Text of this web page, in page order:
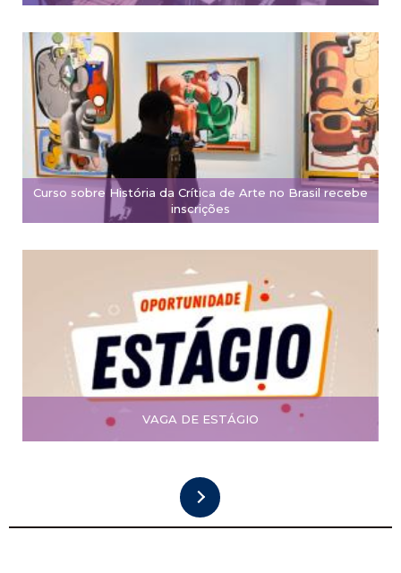
Curso sobre História da Crítica de Arte no Brasil recebe
inscrições
VAGA DE ESTÁGIO